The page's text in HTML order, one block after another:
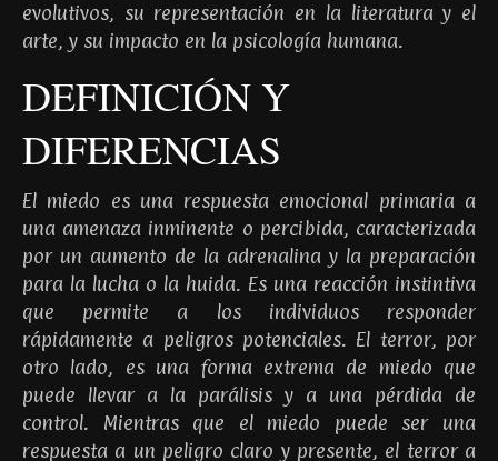
evolutivos, su representación en la literatura y el
arte, y su impacto en la psicología humana.
DEFINICIÓN Y
DIFERENCIAS
El miedo es una respuesta emocional primaria a
una amenaza inminente o percibida, caracterizada
por un aumento de la adrenalina y la preparación
para la lucha o la huida. Es una reacción instintiva
que permite a los individuos responder
rápidamente a peligros potenciales. El terror, por
otro lado, es una forma extrema de miedo que
puede llevar a la parálisis y a una pérdida de
control. Mientras que el miedo puede ser una
respuesta a un peligro claro y presente, el terror a